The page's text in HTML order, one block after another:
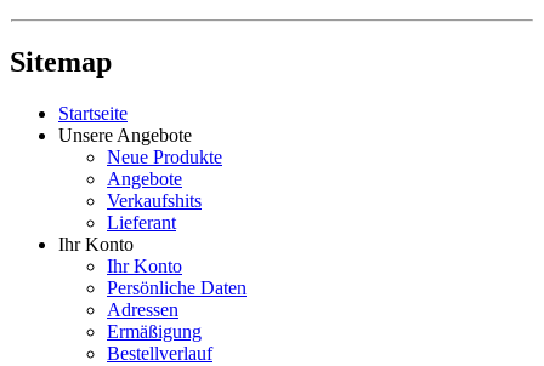
Sitemap
Startseite
Unsere Angebote
Neue Produkte
Angebote
Verkaufshits
Lieferant
Ihr Konto
Ihr Konto
Persönliche Daten
Adressen
Ermäßigung
Bestellverlauf